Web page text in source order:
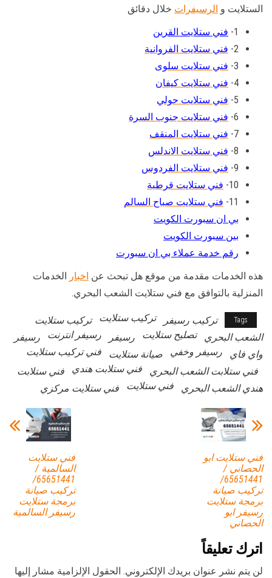
الستلايت و الرسيفرات خلال دقائق
1- فني ستلايت القرين
2- فني ستلايت الفروانية
3- فني ستلايت سلوى
4- فني ستلايت كيفان
5- فني ستلايت حولي
6- فني ستلايت جنوب السرة
7- فني ستلايت المنقف
8- فني ستلايت الاندلس
9- فني ستلايت الفردوس
10- فني ستلايت قرطبة
11- فني ستلايت صباح السالم
بي ان سبورت الكويت
بين سبورت الكويت
رقم خدمة عملاء بي ان سبورت
هذه الخدمات مقدمة من موقع هل تبحث عن اخبار الخدمات
المنزلية بالتوافق مع فني ستلايت الشعب البحري.
Tags تركيب رسيفر تركيب ستلايت
تركيب ستلايت
الشعب البحري
تصليح ستلايت رسيفر رسيفر انترنت
رسيفر
واي فاي
رسيفر وخفي صيانة ستلايت
فني تركيب ستلايت
فني ستلابت الشعب البحري
فني ستلابت هندي
فني ستلابت
هندي الشعب البحري
فني ستلايت فني ستلايت مركزي
فني ستلايت
السالمية /
65651441/
تركيب صيانة
برمجة ستلايت
رسيفر السالمية
فني ستلايت ابو
الحصاني /
65651441/
تركيب صيانة
برمجة ستلايت
رسيفر ابو
الحصاني
اترك تعليقاً
لن يتم نشر عنوان بريدك الإلكتروني. الحقول الإلزامية مشار إليها